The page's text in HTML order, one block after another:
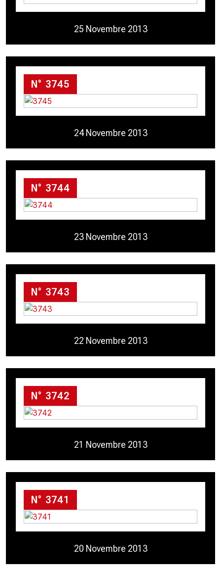
25 Novembre 2013
N° 3745
24 Novembre 2013
N° 3744
23 Novembre 2013
N° 3743
22 Novembre 2013
N° 3742
21 Novembre 2013
N° 3741
20 Novembre 2013